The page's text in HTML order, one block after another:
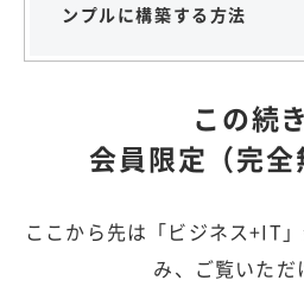
ンプルに構築する方法
この続
会員限定（完
ここから先は「ビジネス+IT
み、ご覧いただ